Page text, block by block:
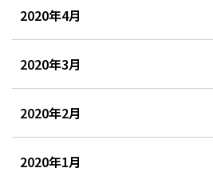
2020年4月
2020年3月
2020年2月
2020年1月